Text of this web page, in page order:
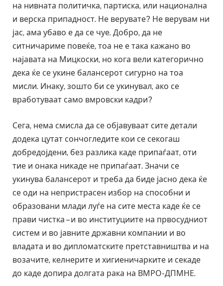
на нивната политичка, партиска, или национална
и верска припадност. Не верувате? Не верувам ни
јас, ама убаво е да се чуе. Добро, да не
ситничариме повеќе, тоа не е така кажано во
најавата на Мицкоски, но кога вели категорично
дека ќе се укине балансерот сигурно на тоа
мисли. Инаку, зошто би се укинувал, ако се
вработуваат само вмровски кадри?
Сега, нема смисла да се објавуваат сите детали
додека цутат сончогледите кои се секогаш
добредојдени, без разлика каде припаѓаат, оти
тие и онака никаде не припаѓаат. Значи се
укинува балансерот и треба да биде јасно дека ќе
се оди на непристрасен избор на способни и
образовани млади луѓе на сите места каде ќе се
прави чистка – и во институциите на првосудниот
систем и во јавните државни компании и во
владата и во дипломатските претставништва и на
возачите, келнерите и хигиеничарките и секаде
до каде допира долгата рака на ВМРО-ДПМНЕ.